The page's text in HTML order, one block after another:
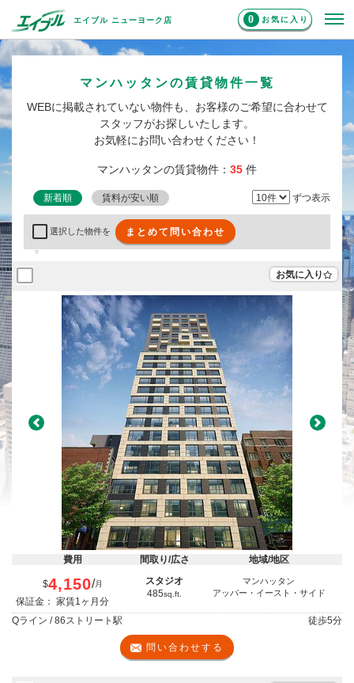
エイブル ニューヨーク店 0 お気に入り
マンハッタンの賃貸物件一覧
WEBに掲載されていない物件も、お客様のご希望に合わせて
スタッフがお探しいたします。
お気軽にお問い合わせください！
マンハッタンの賃貸物件： 35 件
選択した物件を まとめて問い合わせ
新着順 賃料が安い順 ずつ表示
お気に入り
Previous Next
費用 間取り/広さ 地域/地区
$4,150/月
保証金： 家賃1ヶ月分
スタジオ
485sq.ft.
マンハッタン
アッパー・イースト・サイド
Qライン / 86ストリート駅 徒歩5分
問い合わせする